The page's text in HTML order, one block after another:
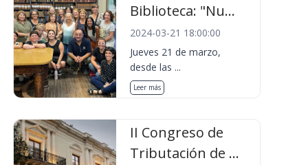
Biblioteca: "Nu...
2024-03-21 18:00:00
Jueves 21 de marzo,
desde las ...
Leer más
II Congreso de
Tributación de ...